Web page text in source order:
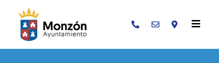
Buscar